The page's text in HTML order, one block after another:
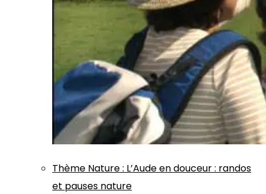
Thème Nature: L’Aude en douceur : randos
et pauses nature